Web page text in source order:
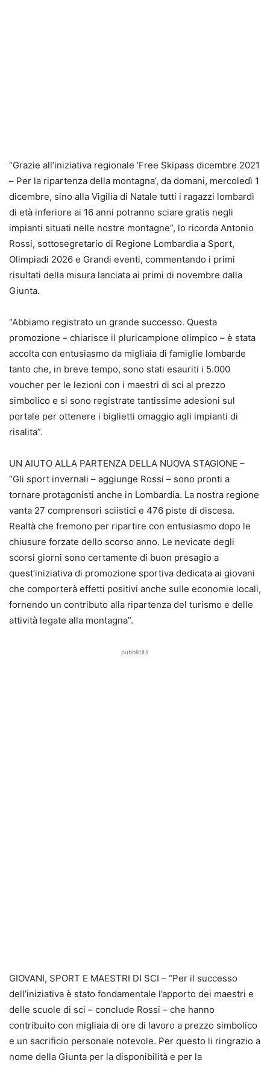
“Grazie all’iniziativa regionale ‘Free Skipass dicembre 2021
– Per la ripartenza della montagna’, da domani, mercoledì 1
dicembre, sino alla Vigilia di Natale tutti i ragazzi lombardi
di età inferiore ai 16 anni potranno sciare gratis negli
impianti situati nelle nostre montagne”, lo ricorda Antonio
Rossi, sottosegretario di Regione Lombardia a Sport,
Olimpiadi 2026 e Grandi eventi, commentando i primi
risultati della misura lanciata ai primi di novembre dalla
Giunta.
“Abbiamo registrato un grande successo. Questa
promozione – chiarisce il pluricampione olimpico – è stata
accolta con entusiasmo da migliaia di famiglie lombarde
tanto che, in breve tempo, sono stati esauriti i 5.000
voucher per le lezioni con i maestri di sci al prezzo
simbolico e si sono registrate tantissime adesioni sul
portale per ottenere i biglietti omaggio agli impianti di
risalita”.
UN AIUTO ALLA PARTENZA DELLA NUOVA STAGIONE –
“Gli sport invernali – aggiunge Rossi – sono pronti a
tornare protagonisti anche in Lombardia. La nostra regione
vanta 27 comprensori sciistici e 476 piste di discesa.
Realtà che fremono per ripartire con entusiasmo dopo le
chiusure forzate dello scorso anno. Le nevicate degli
scorsi giorni sono certamente di buon presagio a
quest’iniziativa di promozione sportiva dedicata ai giovani
che comporterà effetti positivi anche sulle economie locali,
fornendo un contributo alla ripartenza del turismo e delle
attività legate alla montagna”.
pubblicità
GIOVANI, SPORT E MAESTRI DI SCI – “Per il successo
dell’iniziativa è stato fondamentale l’apporto dei maestri e
delle scuole di sci – conclude Rossi – che hanno
contribuito con migliaia di ore di lavoro a prezzo simbolico
e un sacrificio personale notevole. Per questo li ringrazio a
nome della Giunta per la disponibilità e per la